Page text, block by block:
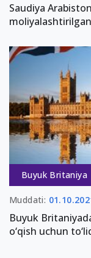
Saudiya
Buyuk Britaniya
Muddati:
Buyuk
o‘qish uchun